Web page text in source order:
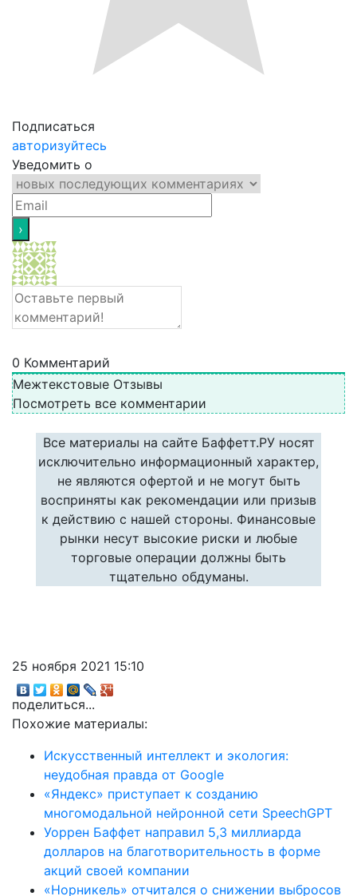
Подписаться
авторизуйтесь
Уведомить о
0 Комментарий
Межтекстовые Отзывы
Посмотреть все комментарии
Все материалы на сайте Баффетт.РУ носят
исключительно информационный характер,
не являются офертой и не могут быть
восприняты как рекомендации или призыв
к действию с нашей стороны. Финансовые
рынки несут высокие риски и любые
торговые операции должны быть
тщательно обдуманы.
25 ноября 2021 15:10
поделиться...
Похожие материалы:
Искусственный интеллект и экология:
неудобная правда от Google
«Яндекс» приступает к созданию
многомодальной нейронной сети SpeechGPT
Уоррен Баффет направил 5,3 миллиарда
долларов на благотворительность в форме
акций своей компании
«Норникель» отчитался о снижении выбросов